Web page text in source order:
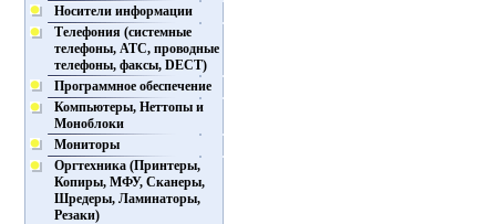
Носители информации
Телефония (системные
телефоны, АТС, проводные
телефоны, факсы, DECT)
Программное обеспечение
Компьютеры, Неттопы и
Моноблоки
Мониторы
Оргтехника (Принтеры,
Копиры, МФУ, Сканеры,
Шредеры, Ламинаторы,
Резаки)